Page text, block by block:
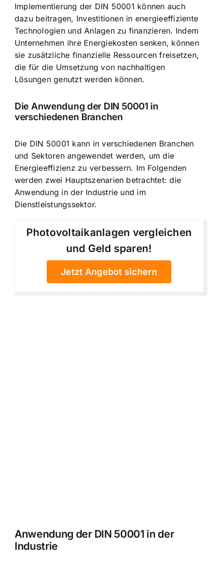
Implementierung der DIN 50001 können auch
dazu beitragen, Investitionen in energieeffiziente
Technologien und Anlagen zu finanzieren. Indem
Unternehmen ihre Energiekosten senken, können
sie zusätzliche finanzielle Ressourcen freisetzen,
die für die Umsetzung von nachhaltigen
Lösungen genutzt werden können.
Die Anwendung der DIN 50001 in
verschiedenen Branchen
Die DIN 50001 kann in verschiedenen Branchen
und Sektoren angewendet werden, um die
Energieeffizienz zu verbessern. Im Folgenden
werden zwei Hauptszenarien betrachtet: die
Anwendung in der Industrie und im
Dienstleistungssektor.
Photovoltaikanlagen vergleichen
und Geld sparen!
Jetzt Angebot sichern
Anwendung der DIN 50001 in der
Industrie